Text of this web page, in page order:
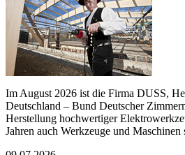
Im August 2026 ist die Firma DUSS,
Deutschland – Bund Deutscher
Herstellung hochwertiger
Jahren auch Werkzeuge und